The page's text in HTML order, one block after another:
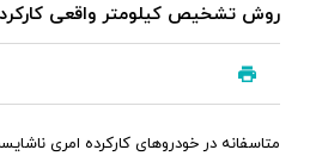
روش تشخیص کیلومتر واقعی
متاسفانه در خودروهای کارکرده امری